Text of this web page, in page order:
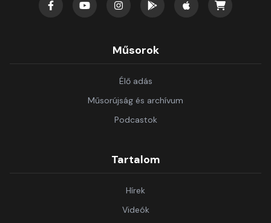
Műsorok
Élő adás
Műsorújság és archívum
Podcastok
Tartalom
Hírek
Videók